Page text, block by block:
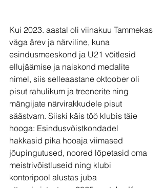
Kui 2023. aastal oli viinakuu Tammekas
väga ärev ja närviline, kuna
esindusmeeskond ja U21 võitlesid
ellujäämise ja naiskond medalite
nimel, siis selleaastane oktoober oli
pisut rahulikum ja treenerite ning
mängijate närvirakkudele pisut
säästvam. Siiski käis töö klubis täie
hooga: Esindusvõistkondadel
hakkasid pika hooaja viimased
jõupingutused, noored lõpetasid oma
meistrivõistluseid ning klubi
kontoripool alustas juba